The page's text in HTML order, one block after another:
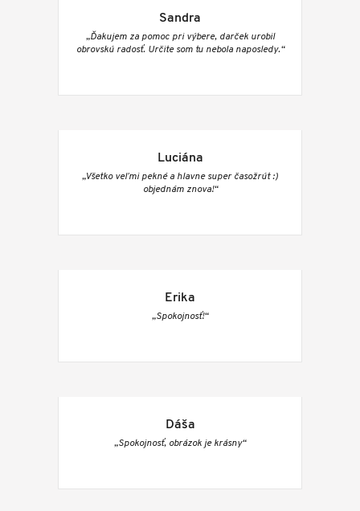
Sandra
„Ďakujem za pomoc pri výbere, darček urobil
obrovskú radosť. Určite som tu nebola naposledy.“
Luciána
„Všetko veľmi pekné a hlavne super časožrút :)
objednám znova!“
Erika
„Spokojnosť!“
Dáša
„Spokojnosť, obrázok je krásny“